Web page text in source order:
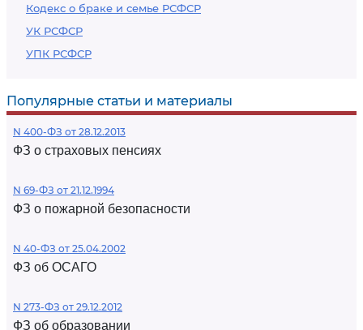
Кодекс о браке и семье РСФСР
УК РСФСР
УПК РСФСР
Популярные статьи и материалы
N 400-ФЗ от 28.12.2013
ФЗ о страховых пенсиях
N 69-ФЗ от 21.12.1994
ФЗ о пожарной безопасности
N 40-ФЗ от 25.04.2002
ФЗ об ОСАГО
N 273-ФЗ от 29.12.2012
ФЗ об образовании